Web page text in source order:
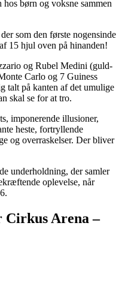
børn og voksne sammen
som den første nogensinde
15 hjul oven på hinanden!
og Rubel Medini (guld-
Carlo og 7 Guiness
talt på kanten af det umulige
skal se for at tro.
imponerende illusioner,
heste, fortryllende
og overraskelser. Der bliver
underholdning, der samler
oplevelse, når
Cirkus Arena –